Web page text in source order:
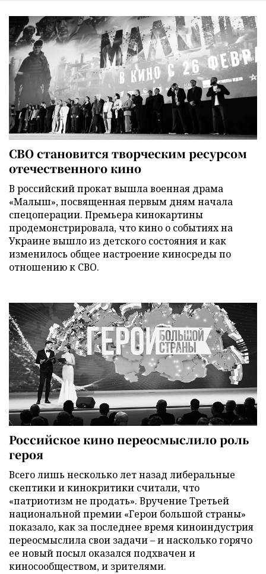
СВО становится творческим ресурсом
отечественного кино
В российский прокат вышла военная драма
«Малыш», посвященная первым дням начала
спецоперации. Премьера кинокартины
продемонстрировала, что кино о событиях на
Украине вышло из детского состояния и как
изменилось общее настроение киносреды по
отношению к СВО.
Российское кино переосмыслило роль
героя
Всего лишь несколько лет назад либеральные
скептики и кинокритики считали, что
«патриотизм не продать». Вручение Третьей
национальной премии «Герои большой страны»
показало, как за последнее время киноиндустрия
переосмыслила свои задачи – и насколько горячо
ее новый посыл оказался подхвачен и
киносообществом, и зрителями.